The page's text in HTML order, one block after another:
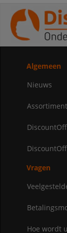
Algemeen
Nieuws
Assortiment
Vragen
Hoe wordt